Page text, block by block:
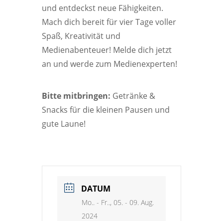
und entdeckst neue Fähigkeiten.
Mach dich bereit für vier Tage voller
Spaß, Kreativität und
Medienabenteuer! Melde dich jetzt
an und werde zum Medienexperten!
Bitte mitbringen: Getränke &
Snacks für die kleinen Pausen und
gute Laune!
DATUM
Mo.. - Fr.., 05. - 09. Aug.
2024